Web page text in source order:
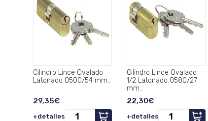
Cilindro Lince Ovalado
Latonado 0500/54 mm..
29,35€
+detalles
Cilindro Lince Ovalado
1/2 Latonado 0580/27
mm..
22,30€
+detalles